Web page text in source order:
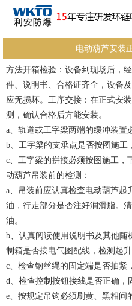
电动葫芦安装
方法开箱检验：设备到现场后，
件、说明书、合格证齐全，设备
应无损坏。工序交接：在正式安
测，确认合格后方能安装。
a、轨道或工字梁两端的缓冲装置
b、工字梁的支承点是否按图施工
c、工字梁的拼接必须按图施工，
动葫芦吊装前的检测：
a、吊装前应认真检查电动葫芦
油，行走部分是否注好润滑脂。
油。
b、认真阅读使用说明书及其他
制箱是否按电气图配线，检测起
c、检查钢丝绳的固定端是否抽紧
d、检查控制按钮接线是否正确，
e、按规定吊钩必须刷黄、黑相间